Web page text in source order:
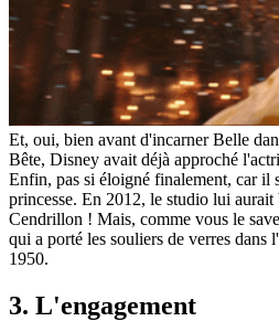
Et, oui, bien avant d'incarner Belle
Bête, Disney avait déjà approché
Enfin, pas si éloigné finalement, car il
princesse. En 2012, le studio lui
Cendrillon ! Mais, comme vous le
qui a porté les souliers de verres dans
1950.
3. L'engagement